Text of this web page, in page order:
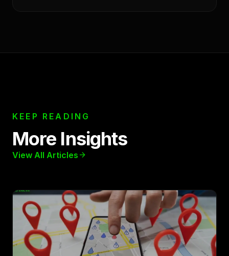
KEEP READING
More Insights
View All Articles arrow_forward